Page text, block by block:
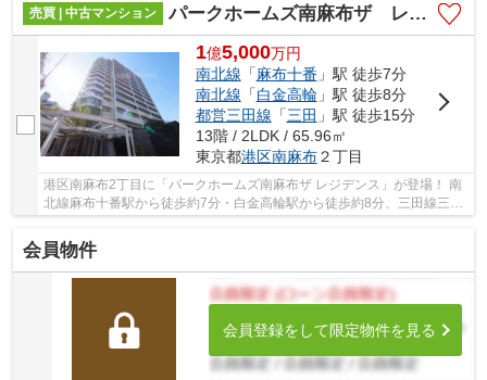
売買 | 中古マンション パークホームズ南麻布ザ レジデンス
1億5,000万円
南北線 「麻布十番 」駅 徒歩7分
南北線 「白金高輪 」駅 徒歩8分
都営三田線 「三田 」駅 徒歩15分
13階 / 2LDK / 65.96㎡
東京都港区南麻布２丁目
港区南麻布2丁目に「パークホームズ南麻布ザ レジデンス」が登場！ 南
北線麻布十番駅から徒歩約7分・白金高輪駅から徒歩約8分、三田線三田
駅から徒歩約15分。 3路線3駅利用可能な大変...
会員物件
会員登録をして限定物件を見る